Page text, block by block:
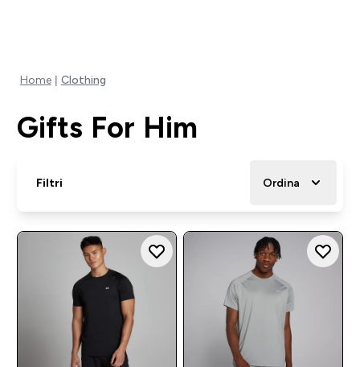
Home Clothing
Gifts For Him
Filtri Ordina